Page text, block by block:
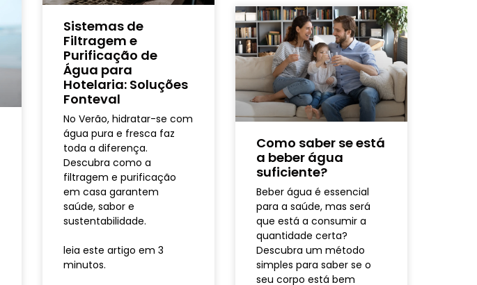
Sistemas de
Filtragem e
Purificação de
Água para
Hotelaria: Soluções
Fonteval
No Verão, hidratar-se com
água pura e fresca faz
toda a diferença.
Descubra como a
filtragem e purificação
em casa garantem
saúde, sabor e
sustentabilidade.
leia este artigo em 3
minutos.
Como saber se está
a beber água
suficiente?
Beber água é essencial
para a saúde, mas será
que está a consumir a
quantidade certa?
Descubra um método
simples para saber se o
seu corpo está bem